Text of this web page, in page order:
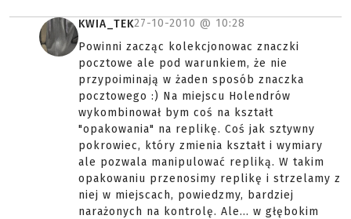
KWIA_TEK27-10-2010 @ 10:28
Powinni zacząc kolekcjonowac znaczki
pocztowe ale pod warunkiem, że nie
przypoiminają w żaden sposób znaczka
pocztowego :) Na miejscu Holendrów
wykombinował bym coś na kształt
"opakowania" na replikę. Coś jak sztywny
pokrowiec, który zmienia kształt i wymiary
ale pozwala manipulować repliką. W takim
opakowaniu przenosimy replikę i strzelamy z
niej w miejscach, powiedzmy, bardziej
narażonych na kontrolę. Ale... w głębokim